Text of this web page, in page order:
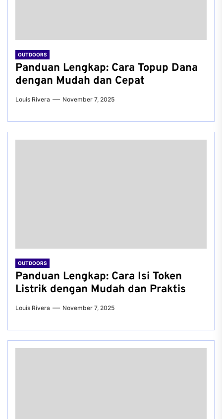
OUTDOORS
Panduan Lengkap: Cara Topup Dana
dengan Mudah dan Cepat
Louis Rivera November 7, 2025
OUTDOORS
Panduan Lengkap: Cara Isi Token
Listrik dengan Mudah dan Praktis
Louis Rivera November 7, 2025